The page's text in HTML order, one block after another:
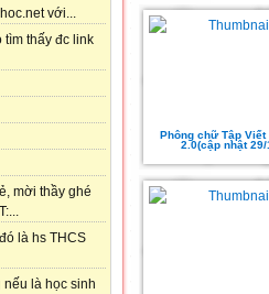
với...
tìm thấy đc link
mời thầy ghé
là hs THCS
nếu là học sinh
Phông chữ Tập Viết
2.0(cập nhật 29/